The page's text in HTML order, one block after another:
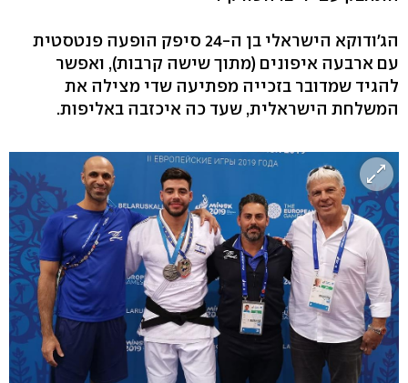
הג'ודוקא הישראלי בן ה-24 סיפק הופעה פנטסטית
עם ארבעה איפונים (מתוך שישה קרבות), ואפשר
להגיד שמדובר בזכייה מפתיעה שדי מצילה את
המשלחת הישראלית, שעד כה איכזבה באליפות.